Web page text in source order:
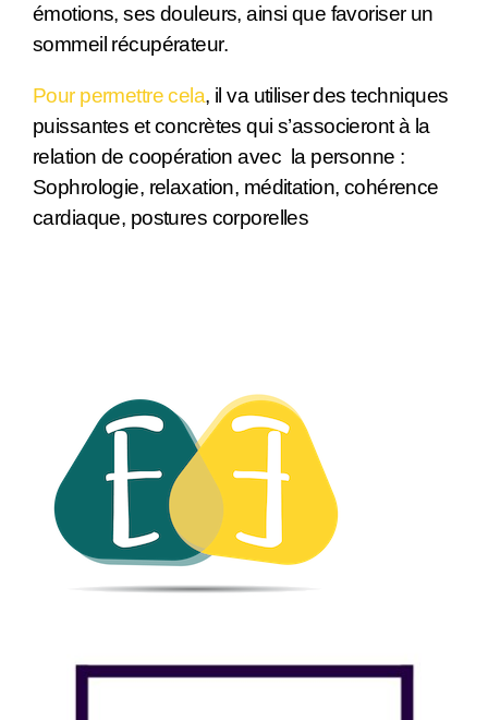
émotions, ses douleurs, ainsi que favoriser un
sommeil récupérateur.
Pour permettre cela, il va utiliser des techniques
puissantes et concrètes qui s’associeront à la
relation de coopération avec la personne :
Sophrologie, relaxation, méditation, cohérence
cardiaque, postures corporelles